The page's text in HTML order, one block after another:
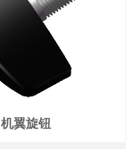
机翼旋钮